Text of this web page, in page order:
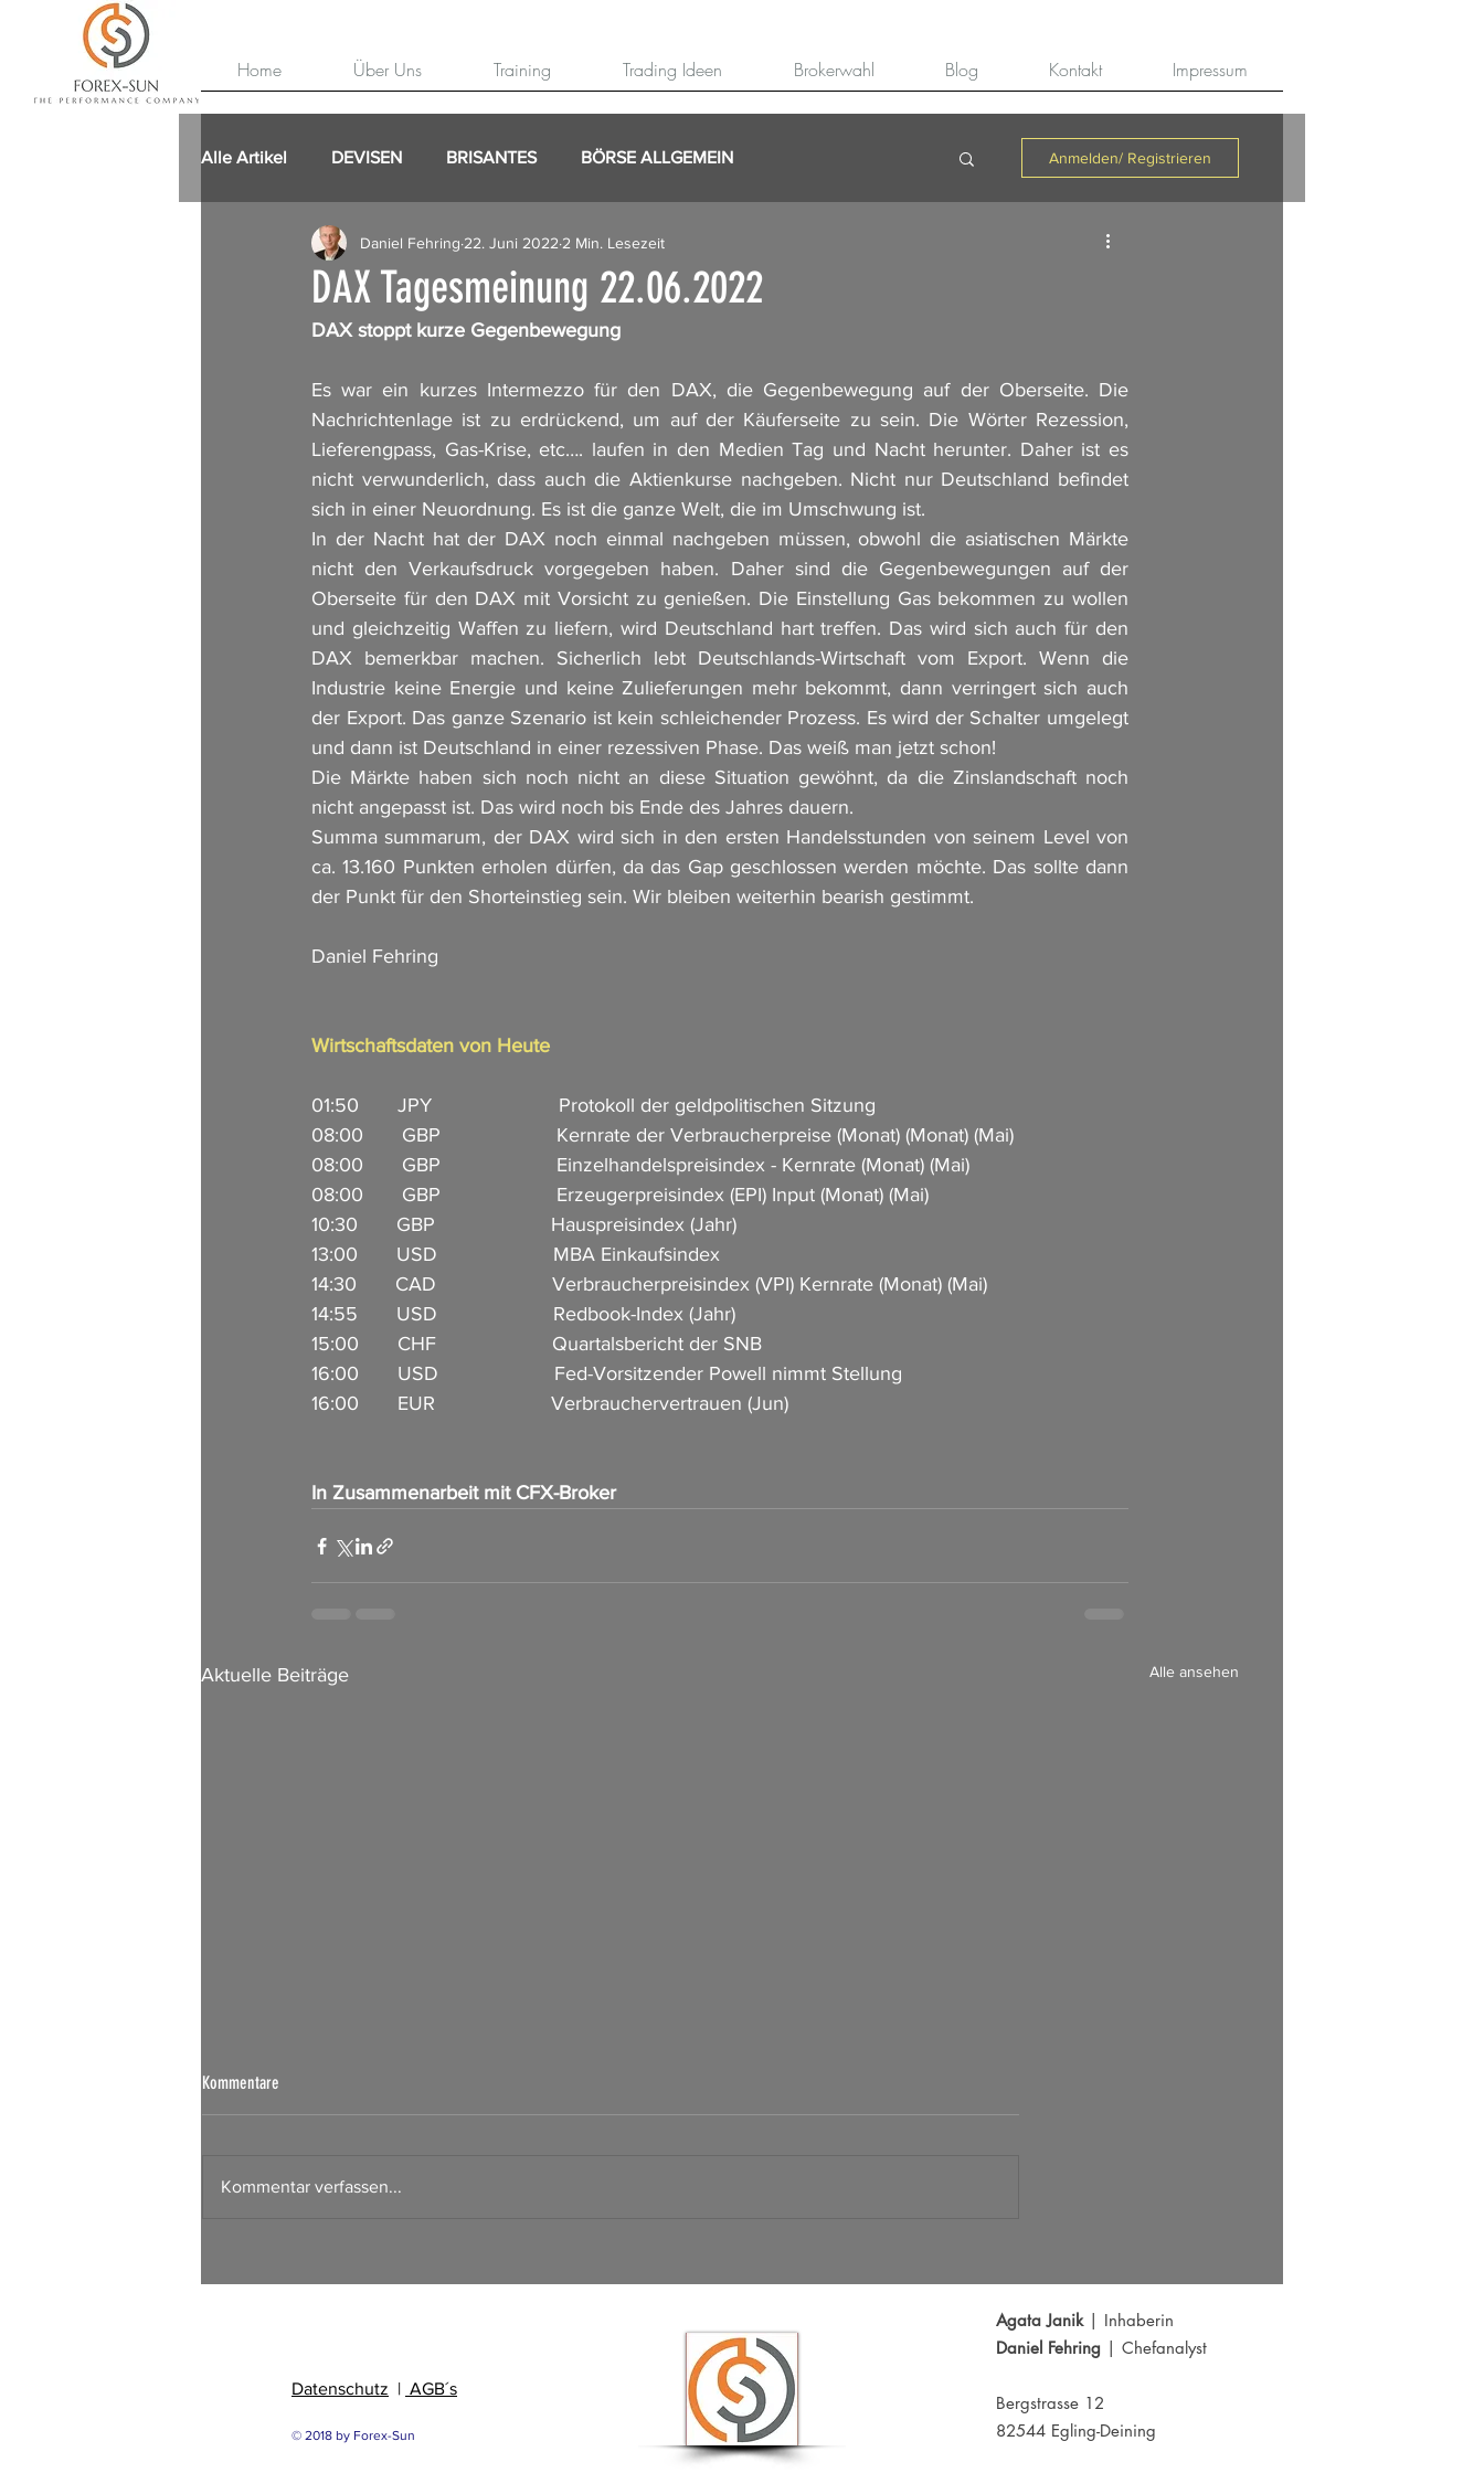
Home Über Uns Training Trading Ideen Brokerwahl Blog Kontakt Impressum
Alle Artikel DEVISEN BRISANTES BÖRSE ALLGEMEIN Anmelden/ Registrieren
DAX Tagesmeinung 22.06.2022
Daniel Fehring 22. Juni 2022 2 Min. Lesezeit
DAX stoppt kurze Gegenbewegung
Es war ein kurzes Intermezzo für den DAX, die Gegenbewegung auf der Oberseite. Die
Nachrichtenlage ist zu erdrückend, um auf der Käuferseite zu sein. Die Wörter Rezession,
Lieferengpass, Gas-Krise, etc…. laufen in den Medien Tag und Nacht herunter. Daher ist es
nicht verwunderlich, dass auch die Aktienkurse nachgeben. Nicht nur Deutschland befindet
sich in einer Neuordnung. Es ist die ganze Welt, die im Umschwung ist.
In der Nacht hat der DAX noch einmal nachgeben müssen, obwohl die asiatischen Märkte
nicht den Verkaufsdruck vorgegeben haben. Daher sind die Gegenbewegungen auf der
Oberseite für den DAX mit Vorsicht zu genießen. Die Einstellung Gas bekommen zu wollen
und gleichzeitig Waffen zu liefern, wird Deutschland hart treffen. Das wird sich auch für den
DAX bemerkbar machen. Sicherlich lebt Deutschlands-Wirtschaft vom Export. Wenn die
Industrie keine Energie und keine Zulieferungen mehr bekommt, dann verringert sich auch
der Export. Das ganze Szenario ist kein schleichender Prozess. Es wird der Schalter umgelegt
und dann ist Deutschland in einer rezessiven Phase. Das weiß man jetzt schon!
Die Märkte haben sich noch nicht an diese Situation gewöhnt, da die Zinslandschaft noch
nicht angepasst ist. Das wird noch bis Ende des Jahres dauern.
Summa summarum, der DAX wird sich in den ersten Handelsstunden von seinem Level von
ca. 13.160 Punkten erholen dürfen, da das Gap geschlossen werden möchte. Das sollte dann
der Punkt für den Shorteinstieg sein. Wir bleiben weiterhin bearish gestimmt.
Daniel Fehring
Wirtschaftsdaten von Heute
01:50       JPY                       Protokoll der geldpolitischen Sitzung
08:00       GBP                     Kernrate der Verbraucherpreise (Monat) (Monat) (Mai)
08:00       GBP                     Einzelhandelspreisindex - Kernrate (Monat) (Mai)
08:00       GBP                     Erzeugerpreisindex (EPI) Input (Monat) (Mai)
10:30       GBP                     Hauspreisindex (Jahr)
13:00       USD                     MBA Einkaufsindex
14:30       CAD                     Verbraucherpreisindex (VPI) Kernrate (Monat) (Mai)
14:55       USD                     Redbook-Index (Jahr)
15:00       CHF                     Quartalsbericht der SNB
16:00       USD                     Fed-Vorsitzender Powell nimmt Stellung
16:00       EUR                     Verbrauchervertrauen (Jun)
In Zusammenarbeit mit CFX-Broker
Aktuelle Beiträge Alle ansehen
Börsen Radar 07.08.2026
Kommentare
Kommentar verfassen...
Datenschutz AGB´s
© 2018 by Forex-Sun
Agata Janik| Inhaberin
Daniel Fehring | Chefanalyst
Bergstrasse 12
82544 Egling-Deining